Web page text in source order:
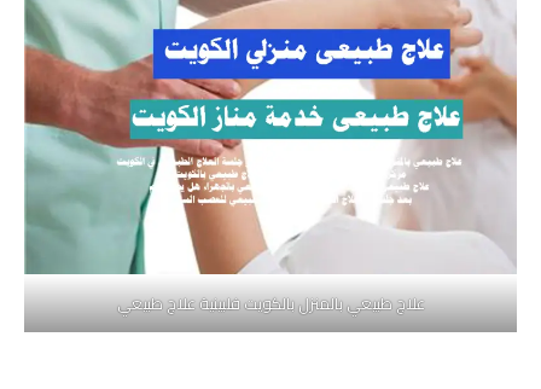
علاج طبيعي بالمنزل بالكويت فلبينية علاج طبيعي